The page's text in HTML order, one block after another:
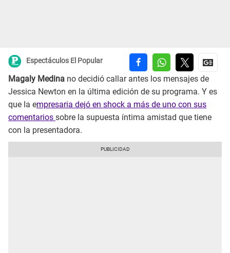
Espectáculos El Popular
Magaly Medina no decidió callar antes los mensajes de
Jessica Newton en la última edición de su programa. Y es
que la empresaria dejó en shock a más de uno con sus
comentarios sobre la supuesta íntima amistad que tiene
con la presentadora.